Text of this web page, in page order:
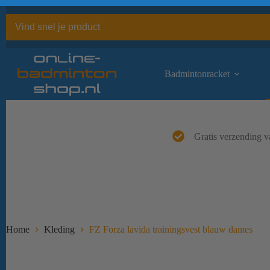
naar
inhoud
Badmintonracket
Gratis verzending
Home Kleding FZ Forza lavida trainingsvest blauw dames